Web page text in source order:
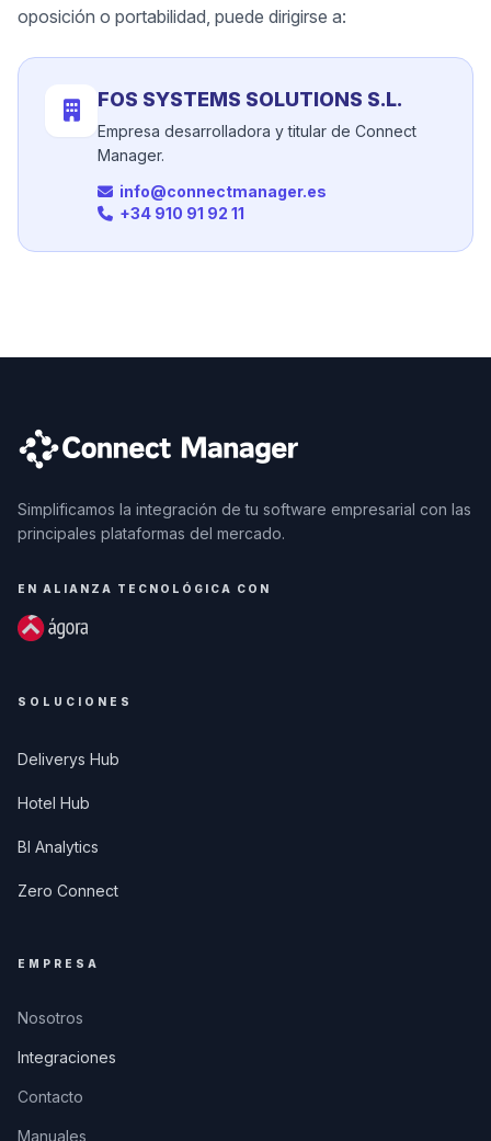
oposición o portabilidad, puede dirigirse a:
FOS SYSTEMS SOLUTIONS S.L.
Empresa desarrolladora y titular de Connect
Manager.
info@connectmanager.es
+34 910 91 92 11
Simplificamos la integración de tu software empresarial con las
principales plataformas del mercado.
EN ALIANZA TECNOLÓGICA CON
SOLUCIONES
Deliverys Hub
Hotel Hub
BI Analytics
Zero Connect
EMPRESA
Nosotros
Integraciones
Contacto
Manuales